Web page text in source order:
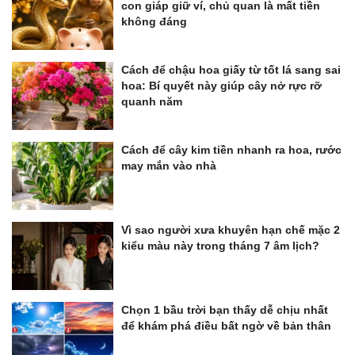
con giáp giữ ví, chủ quan là mất tiền
không đáng
Cách để chậu hoa giấy từ tốt lá sang sai
hoa: Bí quyết này giúp cây nở rực rỡ
quanh năm
Cách để cây kim tiền nhanh ra hoa, rước
may mắn vào nhà
Vì sao người xưa khuyên hạn chế mặc 2
kiểu màu này trong tháng 7 âm lịch?
Chọn 1 bầu trời bạn thấy dễ chịu nhất
để khám phá điều bất ngờ về bản thân